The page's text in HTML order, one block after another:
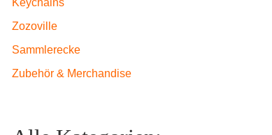
Keychains
Zozoville
Sammlerecke
Zubehör & Merchandise